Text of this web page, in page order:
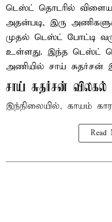
டெஸ்ட் தொடரில்
அதன்படி, இரு
முதல் டெஸ்ட் போட்டி
உள்ளது. இந்த டெஸ்ட்
அணியில் சாய் சுதர்சன்
சாய் சுதர்சன் விலகல்
இந்நிலையில், காயம்
Read